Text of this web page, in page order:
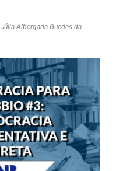
Júlia Albergaria Guedes da